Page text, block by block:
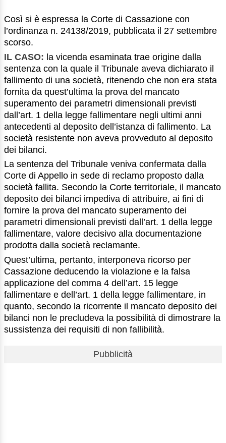
Così si è espressa la Corte di Cassazione con
l’ordinanza n. 24138/2019, pubblicata il 27 settembre
scorso.
IL CASO: la vicenda esaminata trae origine dalla
sentenza con la quale il Tribunale aveva dichiarato il
fallimento di una società, ritenendo che non era stata
fornita da quest’ultima la prova del mancato
superamento dei parametri dimensionali previsti
dall’art. 1 della legge fallimentare negli ultimi anni
antecedenti al deposito dell’istanza di fallimento. La
società resistente non aveva provveduto al deposito
dei bilanci.
La sentenza del Tribunale veniva confermata dalla
Corte di Appello in sede di reclamo proposto dalla
società fallita. Secondo la Corte territoriale, il mancato
deposito dei bilanci impediva di attribuire, ai fini di
fornire la prova del mancato superamento dei
parametri dimensionali previsti dall’art. 1 della legge
fallimentare, valore decisivo alla documentazione
prodotta dalla società reclamante.
Quest’ultima, pertanto, interponeva ricorso per
Cassazione deducendo la violazione e la falsa
applicazione del comma 4 dell’art. 15 legge
fallimentare e dell’art. 1 della legge fallimentare, in
quanto, secondo la ricorrente il mancato deposito dei
bilanci non le precludeva la possibilità di dimostrare la
sussistenza dei requisiti di non fallibilità.
Pubblicità